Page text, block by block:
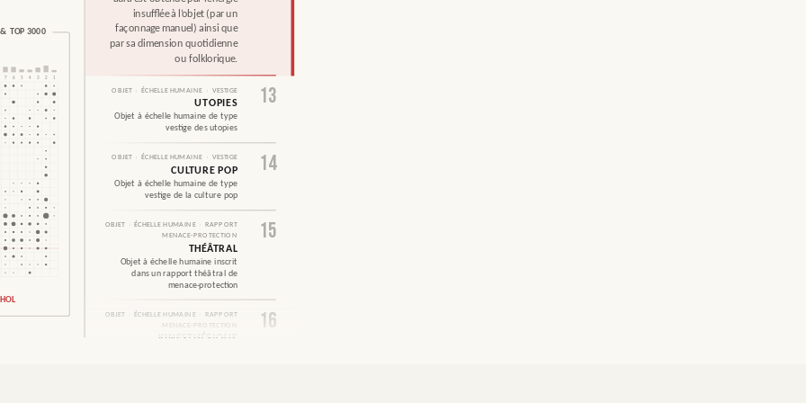
& TOP 3000
1
2
3
4
5
6
7
insufflée à l’objet (par un
façonnage manuel) ainsi que
par sa dimension quotidienne
ou folklorique.
13
OBJET ÉCHELLE HUMAINE VESTIGE
UTOPIES
Objet à échelle humaine de type
vestige des utopies
14
OBJET ÉCHELLE HUMAINE VESTIGE
CULTURE POP
Objet à échelle humaine de type
vestige de la culture pop
15
OBJET ÉCHELLE HUMAINE RAPPORT
MENACE-PROTECTION
THÉÂTRAL
Objet à échelle humaine inscrit
dans un rapport théâtral de
menace-protection
16
OBJET ÉCHELLE HUMAINE RAPPORT
MENACE-PROTECTION
KINESTHÉSIQUE